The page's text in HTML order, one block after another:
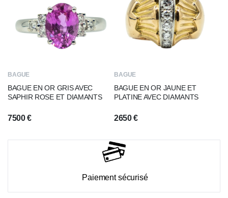
BAGUE
BAGUE EN OR GRIS AVEC
SAPHIR ROSE ET DIAMANTS
7500€
BAGUE
BAGUE EN OR JAUNE ET
PLATINE AVEC DIAMANTS
2650€
Paiement sécurisé